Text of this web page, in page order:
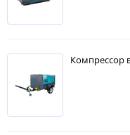
Компрессор